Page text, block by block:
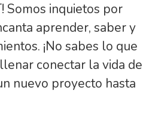
Somos inquietos por
aprender, saber y
¡No sabes lo que
conectar la vida de
nuevo proyecto hasta